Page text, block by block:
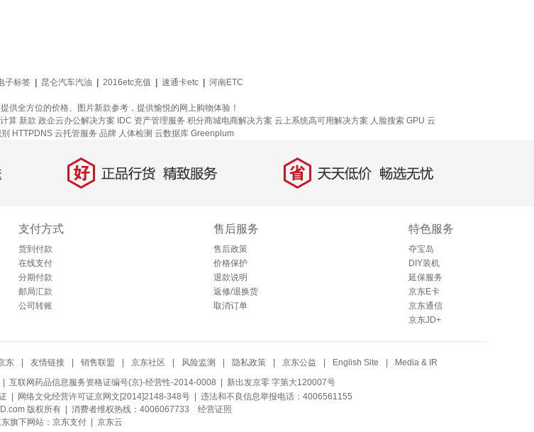
子标签 昆仑汽车汽油 2016etc充值 速通卡etc
河南ETC
全方位的价格、图片新款参考，提供愉悦的网上购物体验！
算 新款 政企云办公解决方案 IDC 资产管理服务 积分商城电商解决方案 云上系统高可用解决方案 人脸搜索 GPU 云
HTTPDNS 云托管服务 品牌 人体检测 云数据库 Greenplum
好 正品行货，精致服务 省 天天低价，畅选无忧
支付方式
货到付款
在线支付
分期付款
邮局汇款
公司转账
售后服务
售后政策
价格保护
退款说明
返修/退换货
取消订单
特色服务
夺宝岛
DIY装机
延保服务
京东E卡
京东通信
京东JD+
东 友情链接 销售联盟 京东社区 风险监测 隐私政策 京东公益 English Site Media & IR
| 互联网药品信息服务资格证编号(京)-经营性-2014-0008 | 新出发京零 字第大120007号
| 网络文化经营许可证京网文[2014]2148-348号| 违法和不良信息举报电话：4006561155
版权所有 | 消费者维权热线：4006067733 经营证照
旗下网站： 京东支付| 京东云